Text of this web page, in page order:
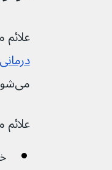
علائم
درمانی
می‌شود.